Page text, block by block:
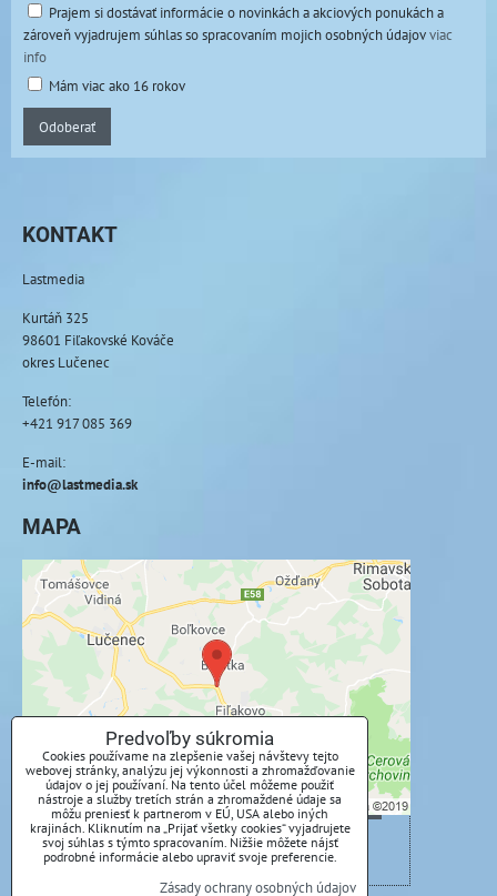
Prajem si dostávať informácie o novinkách a akciových ponukách a
zároveň vyjadrujem súhlas so spracovaním mojich osobných údajovviac
info
Mám viac ako 16 rokov
Odoberať
KONTAKT
Lastmedia
Kurtáň 325
98601 Fiľakovské Kováče
okres Lučenec
Telefón:
+421 917 085 369
E-mail:
info@lastmedia.sk
MAPA
Externý obsah je blokovaný Voľbami
súkromia
Prajete si načítať externý obsah?
Povoliť tentokrát
Povoliť a zapamätať - súhlas s druhom cookie:
Funkčné
Otvoriť obsah v novom okne
Predvoľby súkromia
Cookies používame na zlepšenie vašej návštevy tejto
webovej stránky, analýzu jej výkonnosti a zhromažďovanie
údajov o jej používaní. Na tento účel môžeme použiť
nástroje a služby tretích strán a zhromaždené údaje sa
môžu preniesť k partnerom v EÚ, USA alebo iných
krajinách. Kliknutím na „Prijať všetky cookies“ vyjadrujete
svoj súhlas s týmto spracovaním. Nižšie môžete nájsť
podrobné informácie alebo upraviť svoje preferencie.
Zásady ochrany osobných údajov